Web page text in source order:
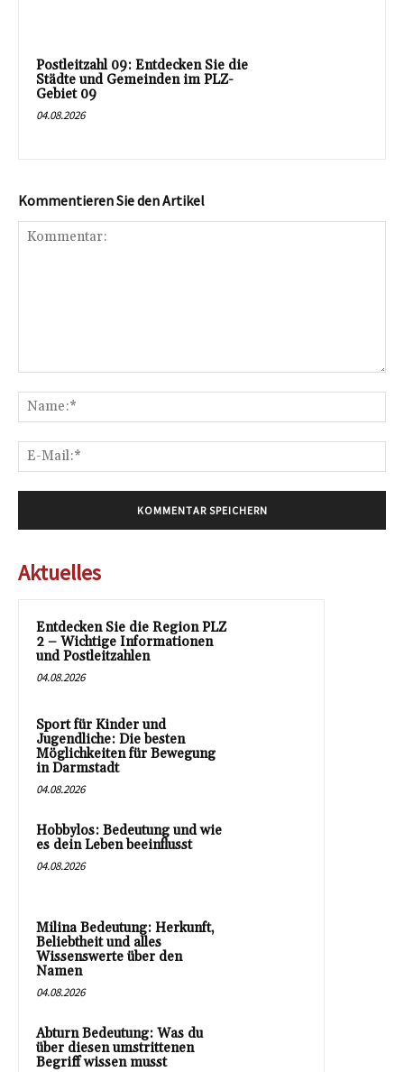
Postleitzahl 09: Entdecken Sie die
Städte und Gemeinden im PLZ-
Gebiet 09
04.08.2026
Kommentieren Sie den Artikel
Aktuelles
Entdecken Sie die Region PLZ
2 – Wichtige Informationen
und Postleitzahlen
04.08.2026
Sport für Kinder und
Jugendliche: Die besten
Möglichkeiten für Bewegung
in Darmstadt
04.08.2026
Hobbylos: Bedeutung und wie
es dein Leben beeinflusst
04.08.2026
Milina Bedeutung: Herkunft,
Beliebtheit und alles
Wissenswerte über den
Namen
04.08.2026
Abturn Bedeutung: Was du
über diesen umstrittenen
Begriff wissen musst